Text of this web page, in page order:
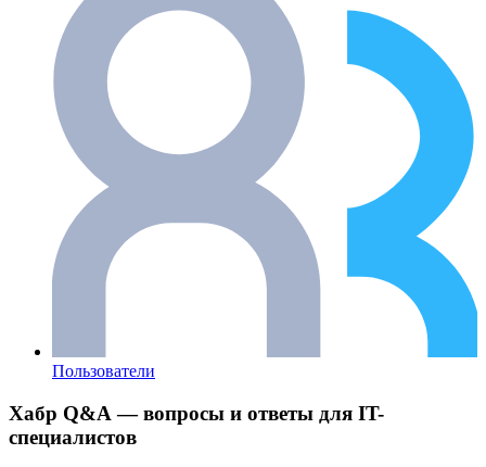
Пользователи
Хабр Q&A — вопросы и ответы для IT-
специалистов